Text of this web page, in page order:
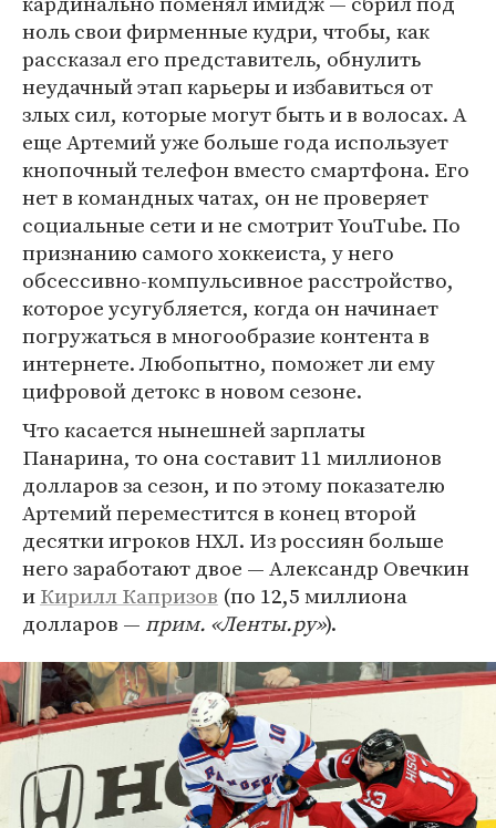
ноль свои фирменные кудри, чтобы, как
рассказал его представитель, обнулить
неудачный этап карьеры и избавиться от
злых сил, которые могут быть и в волосах. А
еще Артемий уже больше года использует
кнопочный телефон вместо смартфона. Его
нет в командных чатах, он не проверяет
социальные сети и не смотрит YouTube. По
признанию самого хоккеиста, у него
обсессивно-компульсивное расстройство,
которое усугубляется, когда он начинает
погружаться в многообразие контента в
интернете. Любопытно, поможет ли ему
цифровой детокс в новом сезоне.
Что касается нынешней зарплаты
Панарина, то она составит 11 миллионов
долларов за сезон, и по этому показателю
Артемий переместится в конец второй
десятки игроков НХЛ. Из россиян больше
него заработают двое — Александр Овечкин
иКирилл Капризов (по 12,5 миллиона
долларов — прим. «Ленты.ру»).